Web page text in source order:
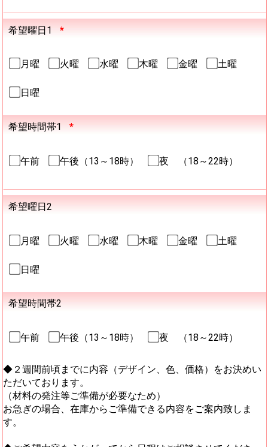
希望曜日1 *
月曜 火曜 水曜 木曜 金曜 土曜
日曜
希望時間帯1 *
午前 午後（13～18時） 夜 （18～22時）
希望曜日2
月曜 火曜 水曜 木曜 金曜 土曜
日曜
希望時間帯2
午前 午後（13～18時） 夜 （18～22時）
◆２週間前頃までに内容（デザイン、色、価格）をお決めい
ただいております。
（材料の発注等ご準備が必要なため）
お急ぎの場合、在庫からご準備できる内容をご案内致しま
す。